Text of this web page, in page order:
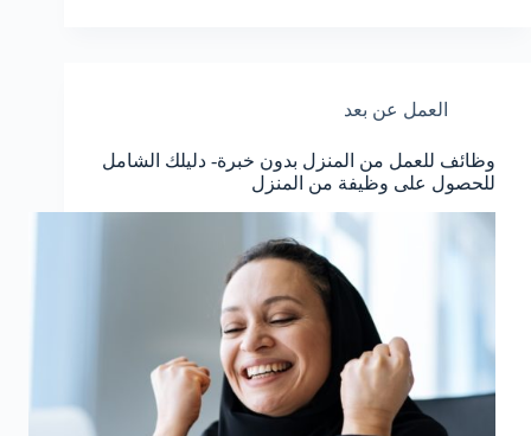
العمل عن بعد
وظائف للعمل من المنزل بدون خبرة- دليلك الشامل
للحصول على وظيفة من المنزل